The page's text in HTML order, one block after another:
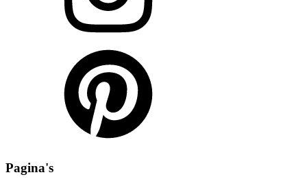
Pagina's